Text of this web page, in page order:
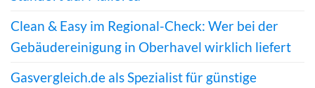
Clean & Easy im Regional-Check: Wer bei der
Gebäudereinigung in Oberhavel wirklich liefert
Gasvergleich.de als Spezialist für günstige